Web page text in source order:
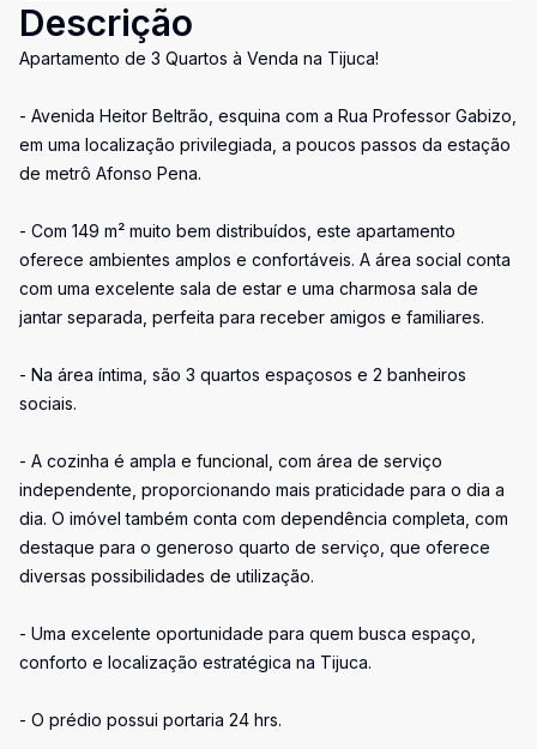
Descrição
Apartamento de 3 Quartos à Venda na Tijuca!
- Avenida Heitor Beltrão, esquina com a Rua Professor Gabizo,
em uma localização privilegiada, a poucos passos da estação
de metrô Afonso Pena.
- Com 149 m² muito bem distribuídos, este apartamento
oferece ambientes amplos e confortáveis. A área social conta
com uma excelente sala de estar e uma charmosa sala de
jantar separada, perfeita para receber amigos e familiares.
- Na área íntima, são 3 quartos espaçosos e 2 banheiros
sociais.
- A cozinha é ampla e funcional, com área de serviço
independente, proporcionando mais praticidade para o dia a
dia. O imóvel também conta com dependência completa, com
destaque para o generoso quarto de serviço, que oferece
diversas possibilidades de utilização.
- Uma excelente oportunidade para quem busca espaço,
conforto e localização estratégica na Tijuca.
- O prédio possui portaria 24 hrs.